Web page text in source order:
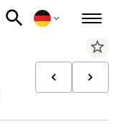
star_border